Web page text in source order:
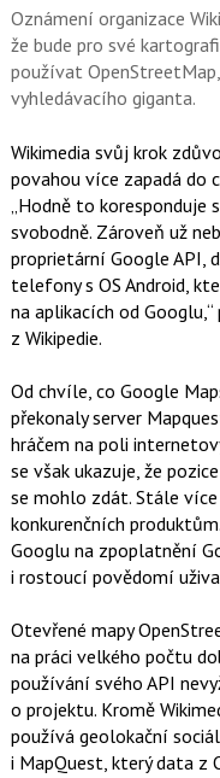
Oznámení organizace
že bude pro své
používat
vyhledávacího giganta.
Wikimedia svůj krok
povahou více zapadá do
„Hodně to
svobodně. Zároveň už
proprietární Google API,
telefony s OS Android,
na aplikacích od
z Wikipedie.
Od chvíle, co Google
překonaly server
hráčem na poli
se však ukazuje, že
se mohlo zdát. Stále
konkurenčních
Googlu na zpoplatnění
i rostoucí povědomí
Otevřené mapy
na práci velkého počtu
používání svého API
o projektu. Kromě
používá geolokační
i MapQuest, který data z